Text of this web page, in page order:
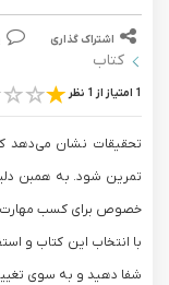
اشتراک گذاری
کتاب
1 امتیاز از 1 نظر
خصوص برای کسب
با انتخاب این کتاب و
شفا دهید و به سوی